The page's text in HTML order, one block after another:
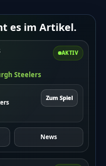
es im Artikel.
AKTIV
Steelers
Zum Spiel
News